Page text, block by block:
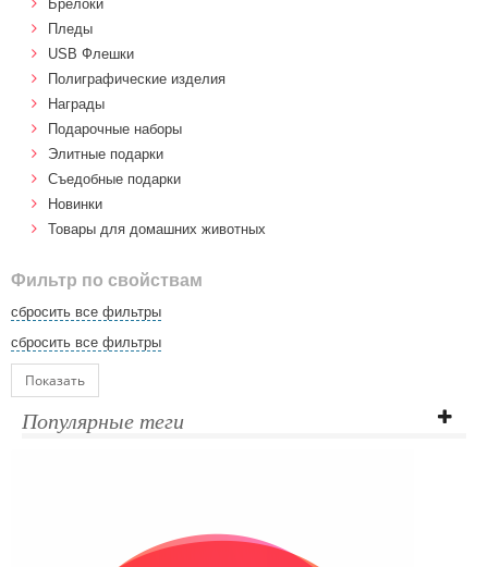
Брелоки
Пледы
USB Флешки
Полиграфические изделия
Награды
Подарочные наборы
Элитные подарки
Cъедобные подарки
Новинки
Товары для домашних животных
Фильтр по свойствам
сбросить все фильтры
сбросить все фильтры
Показать
Популярные теги